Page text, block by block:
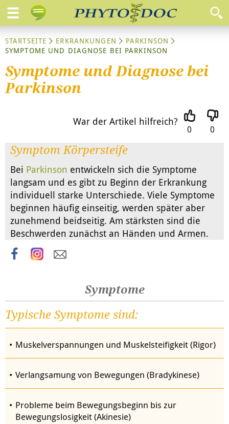
STARTSEITE ERKRANKUNGEN
PARKINSON
SYMPTOME UND DIAGNOSE BEI PARKINSON
Symptome und Diagnose bei
Parkinson
War der Artikel hilfreich?
0 0
Symptom Körpersteife
Bei Parkinson entwickeln sich die Symptome
langsam und es gibt zu Beginn der Erkrankung
individuell starke Unterschiede. Viele Symptome
beginnen häufig einseitig, werden später aber
zunehmend beidseitig. Am stärksten sind die
Beschwerden zunächst an Händen und Armen.
Symptome
Typische Symptome sind:
Muskelverspannungen und Muskelsteifigkeit (Rigor)
Verlangsamung von Bewegungen (Bradykinese)
Probleme beim Bewegungsbeginn bis zur
Bewegungslosigkeit (Akinesie)